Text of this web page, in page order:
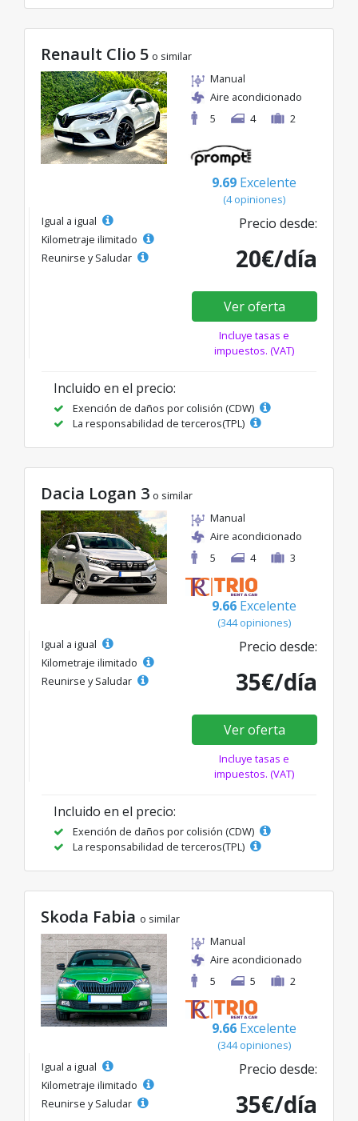
Renault Clio 5 o similar
Manual
Aire acondicionado
5
4 2
9.69 Excelente
(4 opiniones)
Igual a igual
Kilometraje ilimitado
Reunirse y Saludar
Precio desde:
20€/día
Ver oferta
Incluye tasas e
impuestos. (VAT)
Incluido en el precio:
Exención de daños por colisión (CDW)
La responsabilidad de terceros(TPL)
Dacia Logan 3 o similar
Manual
Aire acondicionado
5
4 3
9.66 Excelente
(344 opiniones)
Igual a igual
Kilometraje ilimitado
Reunirse y Saludar
Precio desde:
35€/día
Ver oferta
Incluye tasas e
impuestos. (VAT)
Incluido en el precio:
Exención de daños por colisión (CDW)
La responsabilidad de terceros(TPL)
Skoda Fabia o similar
Manual
Aire acondicionado
5
5 2
9.66 Excelente
(344 opiniones)
Igual a igual
Kilometraje ilimitado
Reunirse y Saludar
Precio desde:
35€/día